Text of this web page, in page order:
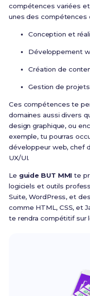
compétences variées
unes des compétences
Conception et
Développement
Création de
Gestion de
Ces compétences te
domaines aussi divers
design graphique, ou
exemple, tu pourras
développeur web, chef
UX/UI.
Le guide BUT MMI te
logiciels et outils
Suite, WordPress, et
comme HTML, CSS, et
te rendra compétitif sur